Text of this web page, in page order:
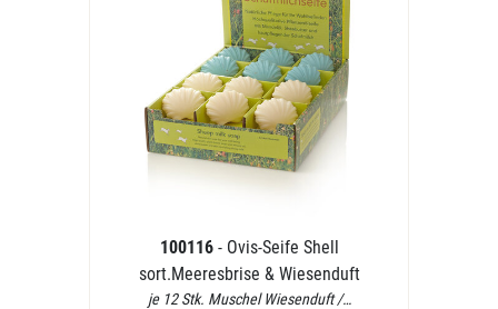
100116 - Ovis-Seife Shell
sort.Meeresbrise & Wiesenduft
je 12 Stk. Muschel Wiesenduft /…